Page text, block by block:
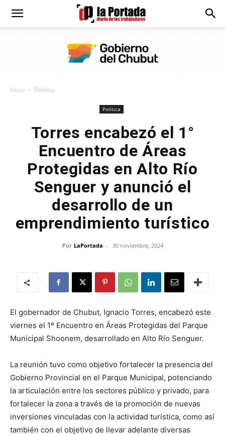
Diario
Inicio Politica
Politica
Torres encabezó el 1°
Encuentro de Áreas
Protegidas en Alto Río
Senguer y anunció el
desarrollo de un
emprendimiento turístico
Por LaPortada - 30 noviembre, 2024
El gobernador de Chubut, Ignacio Torres, encabezó este
viernes el 1º Encuentro en Áreas Protegidas del Parque
Municipal Shoonem, desarrollado en Alto Río Senguer.
La reunión tuvo como objetivo fortalecer la presencia del
Gobierno Provincial en el Parque Municipal, potenciando
la articulación entre los sectores público y privado, para
fortalecer la zona a través de la promoción de nuevas
inversiones vinculadas con la actividad turística, como así
también con el objetivo de llevar adelante diversas